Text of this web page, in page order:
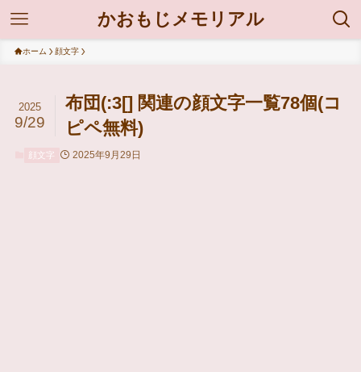
かおもじメモリアル
ホーム 顔文字
布団(:3[] 関連の顔文字一覧78個(コ
ピペ無料)
2025
9/29
顔文字 2025年9月29日